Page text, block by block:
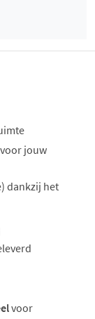
jouw
dankzij het
voor